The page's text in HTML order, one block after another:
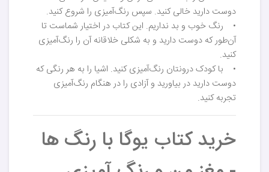
دوست دارید خالی کنید. سپس رنگ‌آمیزی را شروع کنید.
• رنگ خوب و بد نداریم. این کتاب در اختیار شماست تا
آن‌طور که دوست دارید و به شکلی خلاقانه آن را رنگ‌آمیزی
کنید.
• با کودک درونتان رنگ‌آمیزی کنید. اشیا را به هر رنگی که
دوست دارید در بیاورید و آزادی را در هنگام رنگ‌آمیزی
تجربه کنید.
خرید کتاب یوگا با رنگ ها